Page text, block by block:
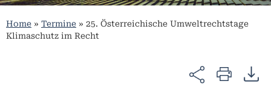
Home » Termine » 25. Österreichische Umweltrechtstage
Klimaschutz im Recht